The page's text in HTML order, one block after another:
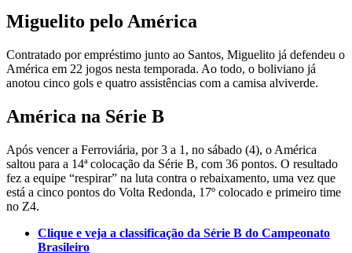
Miguelito pelo América
Contratado por empréstimo junto ao Santos, Miguelito já defendeu o
América em 22 jogos nesta temporada. Ao todo, o boliviano já
anotou cinco gols e quatro assistências com a camisa alviverde.
América na Série B
Após vencer a Ferroviária, por 3 a 1, no sábado (4), o América
saltou para a 14ª colocação da Série B, com 36 pontos. O resultado
fez a equipe “respirar” na luta contra o rebaixamento, uma vez que
está a cinco pontos do Volta Redonda, 17º colocado e primeiro time
no Z4.
Clique e veja a classificação da Série B do Campeonato
Brasileiro